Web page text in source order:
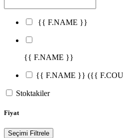
{{ F.NAME }}
{{ F.NAME }}
{{ F.NAME }} ({{
Stoktakiler
Fiyat
Seçimi Filtrele